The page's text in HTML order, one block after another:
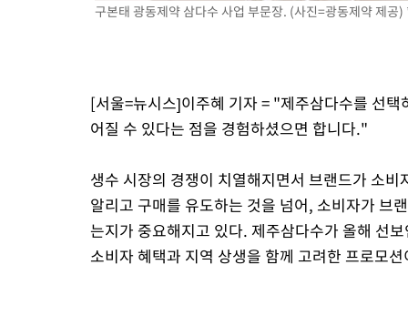
구본태 광동제약 삼다수 사업 부문장. (사진=광동제약 제공
[서울=뉴시스]이주혜 기자 = "제주삼다수를 선
어질 수 있다는 점을 경험하셨으면 합니다."
생수 시장의 경쟁이 치열해지면서 브랜드가 소
알리고 구매를 유도하는 것을 넘어, 소비자가 브
는지가 중요해지고 있다. 제주삼다수가 올해 선
소비자 혜택과 지역 상생을 함께 고려한 프로모